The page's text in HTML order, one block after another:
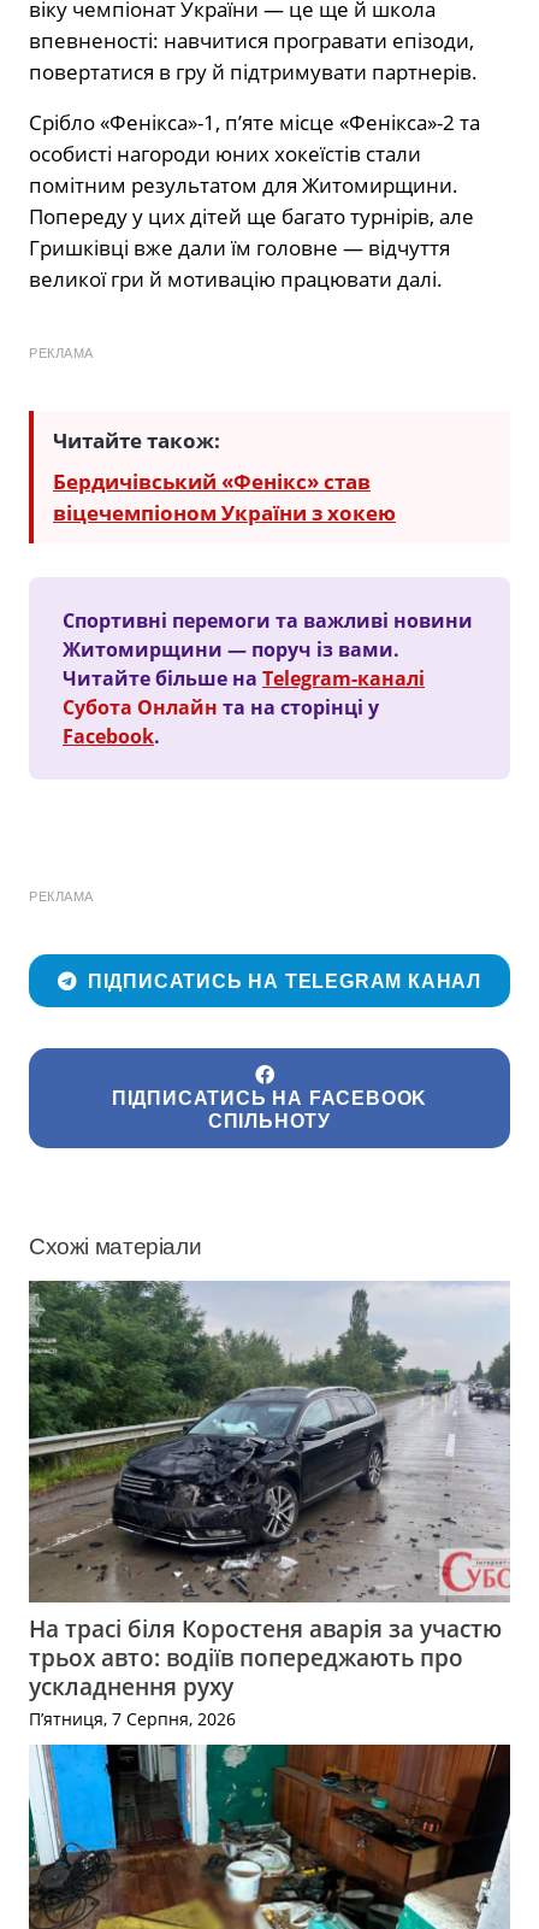
віку чемпіонат України — це ще й школа
впевненості: навчитися програвати епізоди,
повертатися в гру й підтримувати партнерів.
Срібло «Фенікса»-1, п’яте місце «Фенікса»-2 та
особисті нагороди юних хокеїстів стали
помітним результатом для Житомирщини.
Попереду у цих дітей ще багато турнірів, але
Гришківці вже дали їм головне — відчуття
великої гри й мотивацію працювати далі.
РЕКЛАМА
Читайте також:
Бердичівський «Фенікс» став
віцечемпіоном України з хокею
Спортивні перемоги та важливі новини
Житомирщини — поруч із вами.
Читайте більше на Telegram-каналі
Субота Онлайн та на сторінці у
Facebook.
РЕКЛАМА
ПІДПИСАТИСЬ НА TELEGRAM КАНАЛ
ПІДПИСАТИСЬ НА FACEBOOK
СПІЛЬНОТУ
Схожі матеріали
На трасі біля Коростеня аварія за участю
трьох авто: водіїв попереджають про
ускладнення руху
П’ятниця, 7 Серпня, 2026